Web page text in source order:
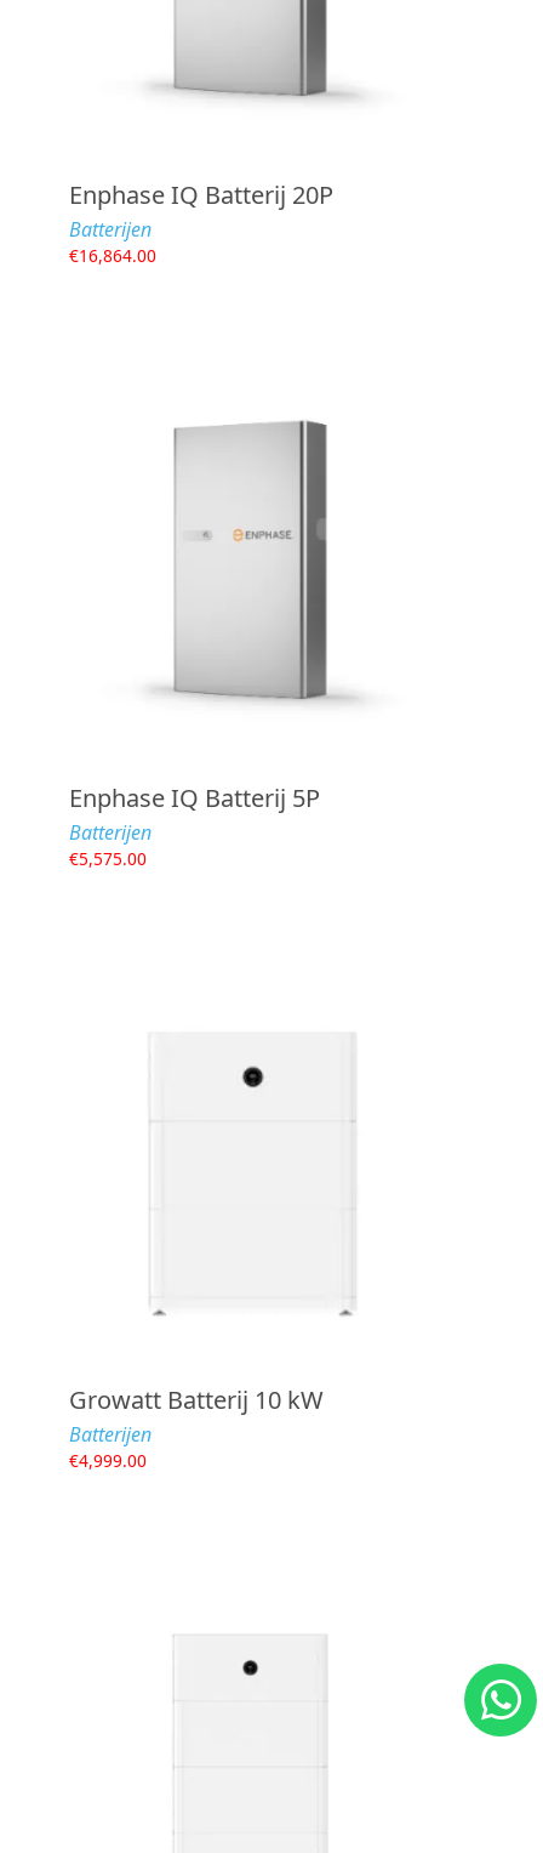
Enphase IQ Batterij 20P
Batterijen
€16,864.00
Enphase IQ Batterij 5P
Batterijen
€5,575.00
Growatt Batterij 10 kW
Batterijen
€4,999.00